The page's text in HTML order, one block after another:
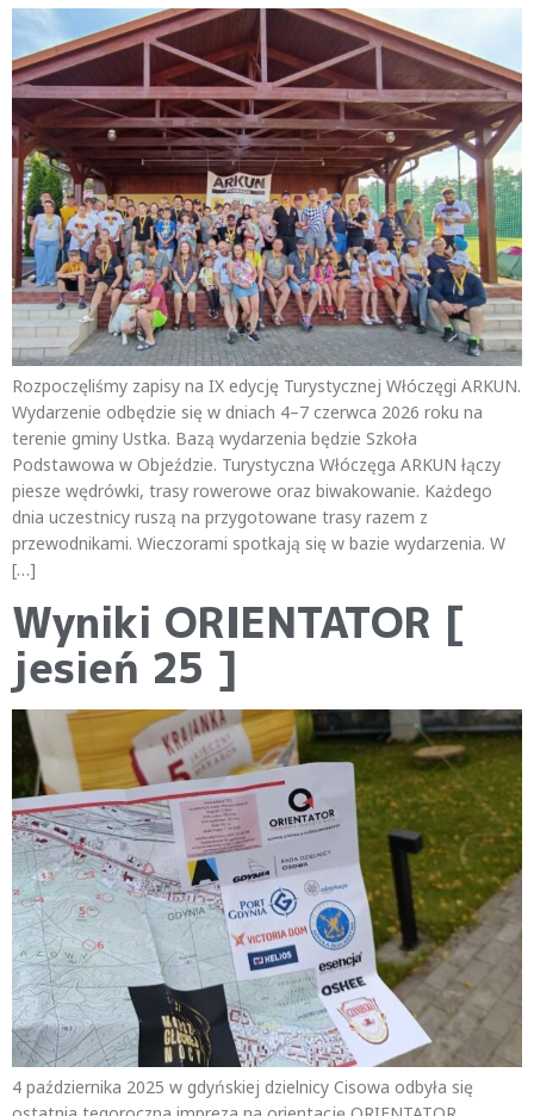
Rozpoczęliśmy zapisy na IX edycję Turystycznej Włóczęgi ARKUN.
Wydarzenie odbędzie się w dniach 4–7 czerwca 2026 roku na
terenie gminy Ustka. Bazą wydarzenia będzie Szkoła
Podstawowa w Objeździe. Turystyczna Włóczęga ARKUN łączy
piesze wędrówki, trasy rowerowe oraz biwakowanie. Każdego
dnia uczestnicy ruszą na przygotowane trasy razem z
przewodnikami. Wieczorami spotkają się w bazie wydarzenia. W
[…]
Wyniki ORIENTATOR [
jesień 25 ]
4 października 2025 w gdyńskiej dzielnicy Cisowa odbyła się